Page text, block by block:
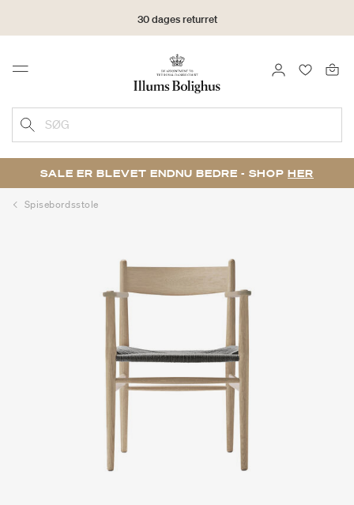
30 dages returret
Menu LOG IND
SØG
SALE ER BLEVET ENDNU BEDRE - SHOP HER
Spisebordsstole